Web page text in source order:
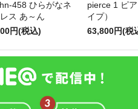
458 ひらがなネ
ス あ～ん
円(税込)
pierce 1 ピ
イプ）
63,800円(税